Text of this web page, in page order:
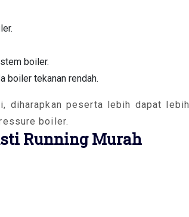
boiler.
boiler tekanan rendah.
diharapkan peserta lebih dapat lebih
boiler.
Running Murah